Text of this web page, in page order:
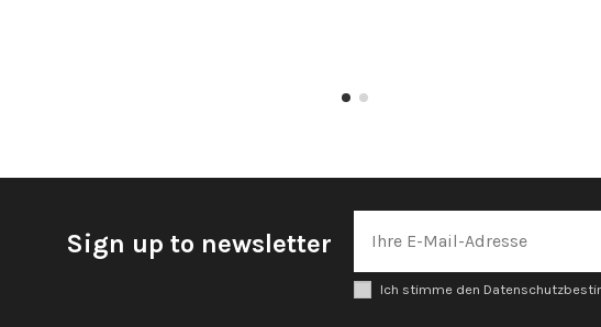
Sign up to newsletter
Ich stimme den